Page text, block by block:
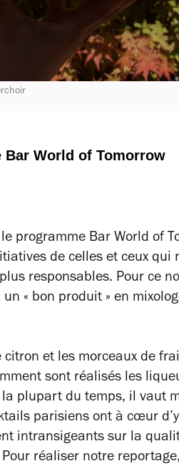
Bar World of Tomorrow
programme Bar World of
de celles et ceux qui
responsables. Pour ce
un « bon produit » en
citron et les morceaux de
sont réalisés les
plupart du temps, il vaut
parisiens ont à cœur
intransigeants sur la
réaliser notre